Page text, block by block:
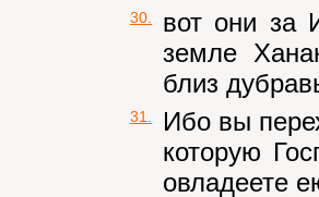
30.
вот они за
земле
близ
31.
Ибо вы
которую
овладеете